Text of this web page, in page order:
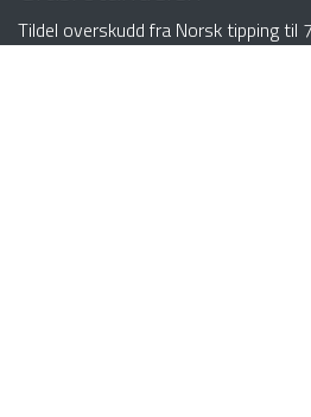
Tildel overskudd fra Norsk tipping til